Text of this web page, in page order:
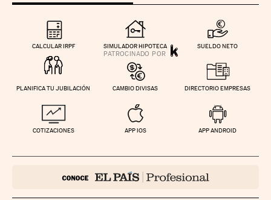
CALCULAR IRPF SIMULADOR HIPOTECA SUELDO NETO
PLANIFICA TU JUBILACIÓN CAMBIO DIVISAS DIRECTORIO EMPRESAS
COTIZACIONES APP IOS APP ANDROID